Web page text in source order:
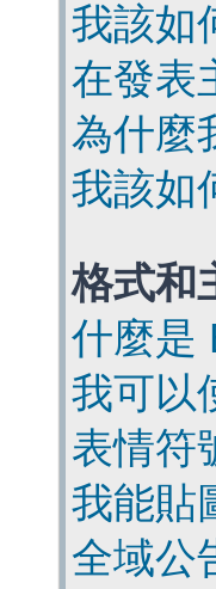
我該如
在發表
為什麼
我該如
格式和
什麼是
我可以
表情符
我能貼
全域公